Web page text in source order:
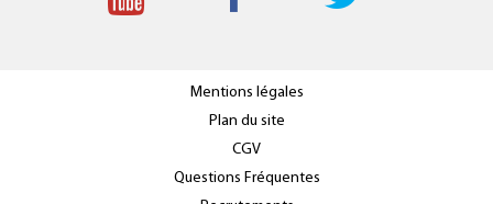
Mentions légales
Plan du site
CGV
Questions Fréquentes